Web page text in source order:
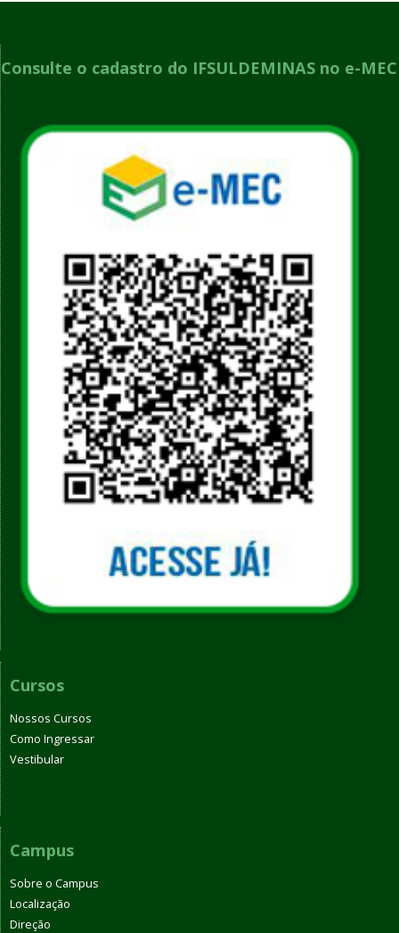
Consulte o cadastro do IFSULDEMINAS no e-MEC
Cursos
Nossos Cursos
Como Ingressar
Vestibular
Campus
Sobre o Campus
Localização
Direção